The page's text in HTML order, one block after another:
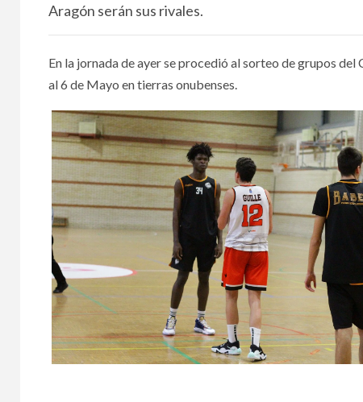
Aragón serán sus rivales.
En la jornada de ayer se procedió al sorteo de grupos
al 6 de Mayo en tierras onubenses.